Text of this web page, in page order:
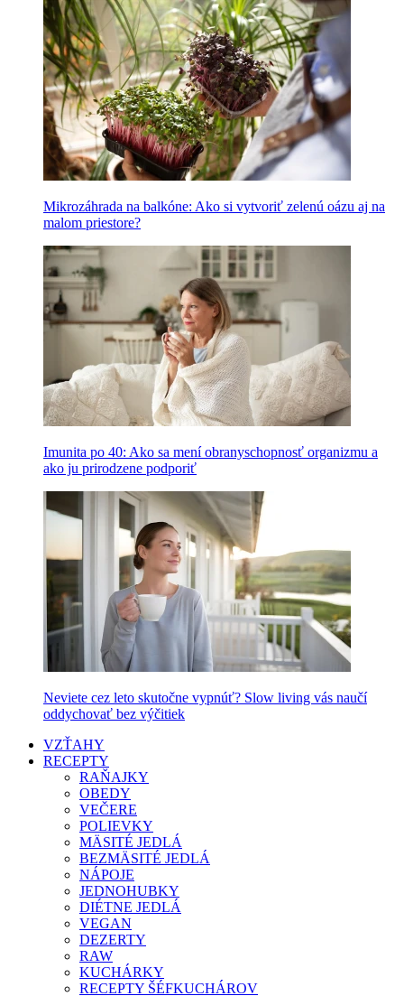
Mikrozáhrada na balkóne: Ako si vytvoriť zelenú oázu aj na
malom priestore?
Imunita po 40: Ako sa mení obranyschopnosť organizmu a
ako ju prirodzene podporiť
Neviete cez leto skutočne vypnúť? Slow living vás naučí
oddychovať bez výčitiek
VZŤAHY
RECEPTY
RAŇAJKY
OBEDY
VEČERE
POLIEVKY
MÄSITÉ JEDLÁ
BEZMÄSITÉ JEDLÁ
NÁPOJE
JEDNOHUBKY
DIÉTNE JEDLÁ
VEGAN
DEZERTY
RAW
KUCHÁRKY
RECEPTY ŠÉFKUCHÁROV